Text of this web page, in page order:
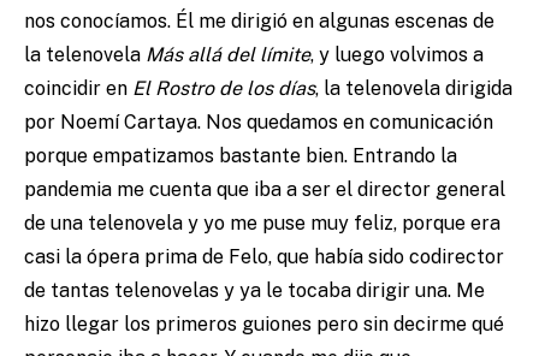
nos conocíamos. Él me dirigió en algunas escenas de
la telenovela Más allá del límite, y luego volvimos a
coincidir en El Rostro de los días, la telenovela dirigida
por Noemí Cartaya. Nos quedamos en comunicación
porque empatizamos bastante bien. Entrando la
pandemia me cuenta que iba a ser el director general
de una telenovela y yo me puse muy feliz, porque era
casi la ópera prima de Felo, que había sido codirector
de tantas telenovelas y ya le tocaba dirigir una. Me
hizo llegar los primeros guiones pero sin decirme qué